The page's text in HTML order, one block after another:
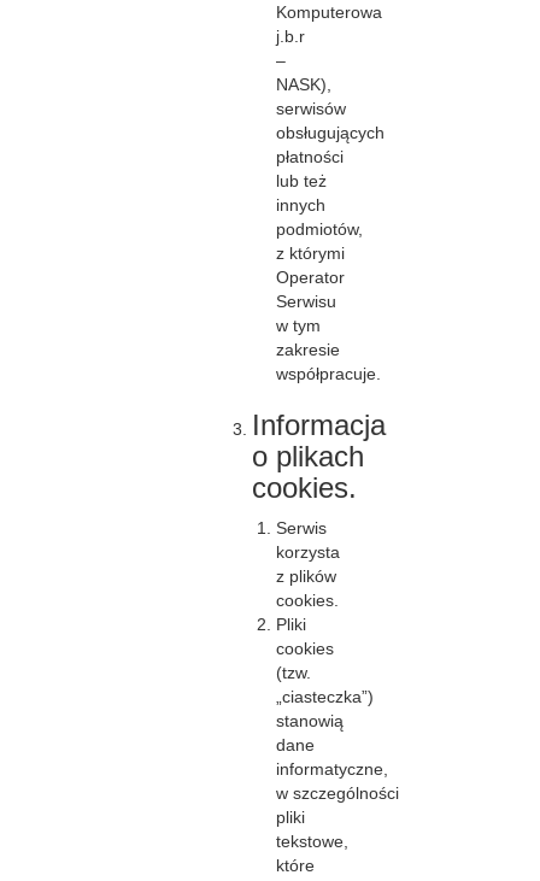
Komputerowa
j.b.r
–
NASK),
serwisów
obsługujących
płatności
lub też
innych
podmiotów,
z którymi
Operator
Serwisu
w tym
zakresie
współpracuje.
Informacja
o plikach
cookies.
Serwis
korzysta
z plików
cookies.
Pliki
cookies
(tzw.
„ciasteczka”)
stanowią
dane
informatyczne,
w szczególności
pliki
tekstowe,
które